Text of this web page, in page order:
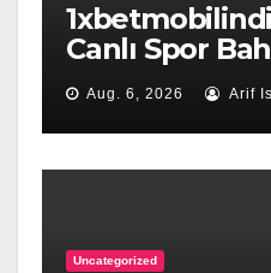
Canlı Spor
Adresi
Aug. 6, 2026 Arif
Uncategorized